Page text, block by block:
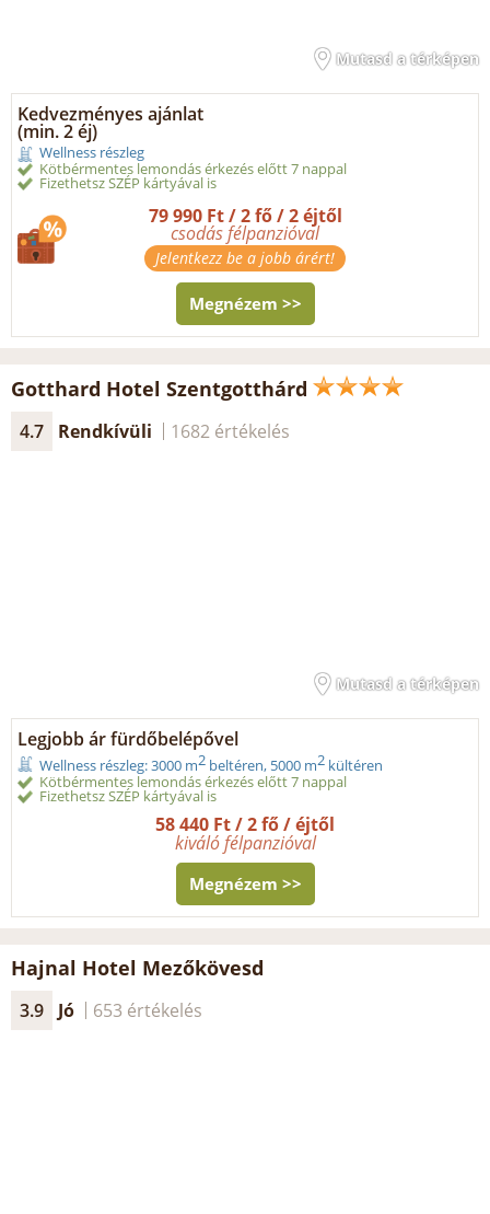
Mutasd a térképen
Kedvezményes ajánlat
(min. 2 éj)
Wellness részleg
Kötbérmentes lemondás érkezés előtt 7 nappal
Fizethetsz SZÉP kártyával is
79 990 Ft / 2 fő / 2 éjtől
csodás félpanzióval
Jelentkezz be a jobb árért!
Megnézem >>
Gotthard Hotel Szentgotthárd
4.7 Rendkívüli 1682 értékelés
Mutasd a térképen
Legjobb ár fürdőbelépővel
Wellness részleg: 3000 m2 beltéren, 5000 m2 kültéren
Kötbérmentes lemondás érkezés előtt 7 nappal
Fizethetsz SZÉP kártyával is
58 440 Ft / 2 fő / éjtől
kiváló félpanzióval
Megnézem >>
Hajnal Hotel Mezőkövesd
3.9 Jó 653 értékelés